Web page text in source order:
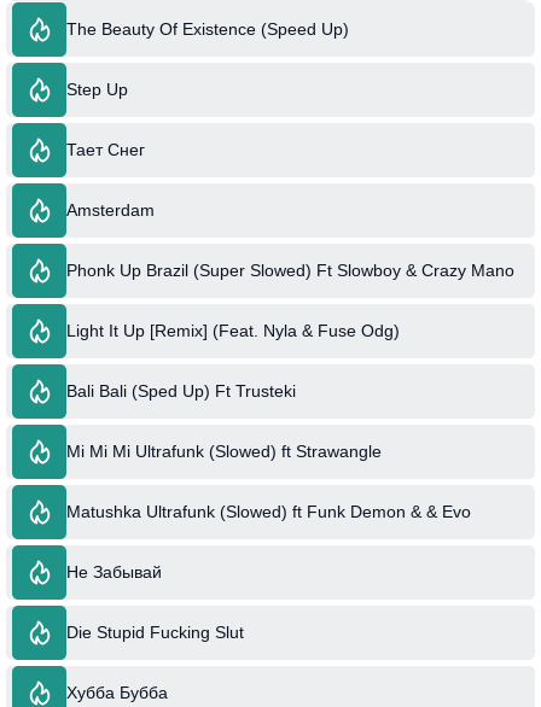
The Beauty Of Existence (Speed Up)
Step Up
Тает Снег
Amsterdam
Phonk Up Brazil (Super Slowed) Ft Slowboy & Crazy Mano
Light It Up [Remix] (Feat. Nyla & Fuse Odg)
Bali Bali (Sped Up) Ft Trusteki
Mi Mi Mi Ultrafunk (Slowed) ft Strawangle
Matushka Ultrafunk (Slowed) ft Funk Demon & & Evo
Не Забывай
Die Stupid Fucking Slut
Хубба Бубба